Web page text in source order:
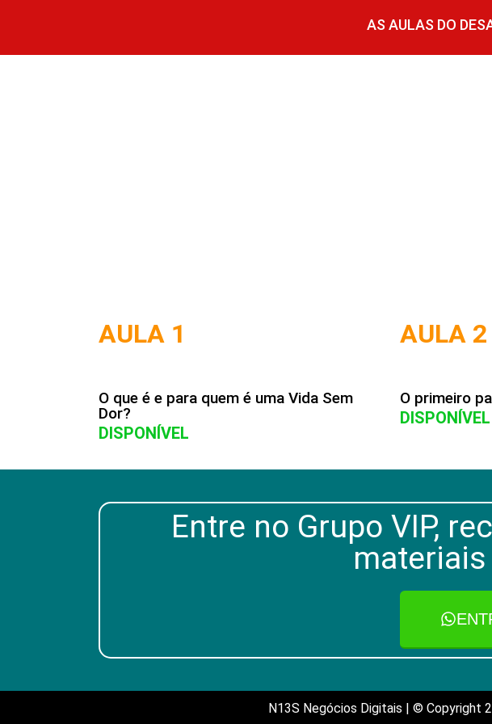
AS AULAS DO
AULA 1
O que é e para quem é uma Vida Sem
Dor?
DISPONÍVEL
AULA 2
O primeiro
DISPONÍVEL
Entre no Grupo VIP,
N13S Negócios Digitais | © Copyright